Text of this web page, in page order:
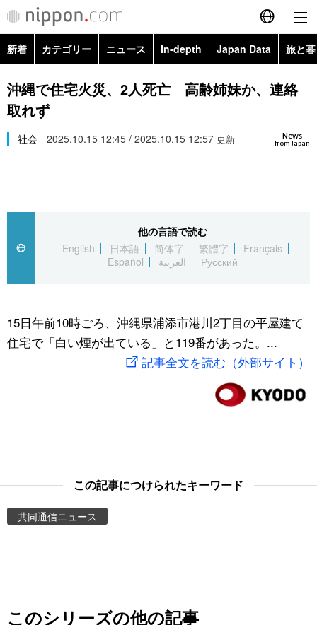
English
简体字
Русский
カテゴリー
経済・ビジネス
国際
文化
トップ
アーカイブ
In-depth
Japan Data
動画/Live
お知らせ
新着 カテゴリー ニュース In-depth Japan Data 旅と
政治・外交
経済・ビジネス
スポーツ・東京2020
Topics
沖縄で住宅火災、2人死亡 高齢姉妹か、連絡
取れず
News
from Japan
社会 2025.10.15 12:45 / 2025.10.15 12:57 更新
他の言語で読む
English
日本語 简体字 繁體字
Français
Español
العربية Русский
15日午前10時ごろ、沖縄県浦添市港川2丁目の平屋建て
住宅で「白い煙が出ている」と119番があった。...
記事全文を読む（外部サイト）
この記事につけられたキーワード
共同通信ニュース
このシリーズの他の記事